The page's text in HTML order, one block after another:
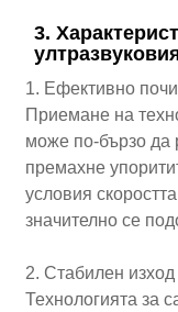
3.
1. Ефективно
Приемане на
може по-бързо да
премахне
условия
значително се
2. Стабилен изход
Технологията за